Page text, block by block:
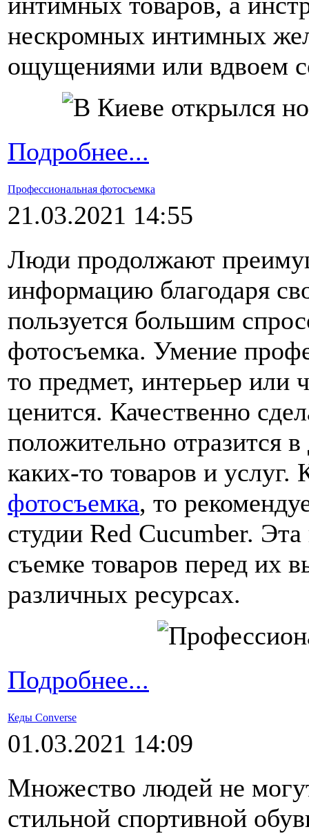
нескромных интимных
ощущениями или вдвоем
Подробнее...
Профессиональная фотосъемка
21.03.2021 14:55
Люди продолжают
информацию благодаря
пользуется большим
фотосъемка. Умение
то предмет, интерьер или
ценится. Качественно
положительно отразится
каких-то товаров и
фотосъемка, то
студии Red Cucumber.
съемке товаров перед их
различных ресурсах.
Подробнее...
Кеды Converse
01.03.2021 14:09
Множество людей не
стильной спортивной